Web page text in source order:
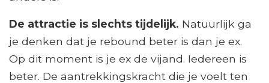
De attractie is slechts tijdelijk. Natuurlijk ga
je denken dat je rebound beter is dan je ex.
Op dit moment is je ex de vijand. Iedereen is
beter. De aantrekkingskracht die je voelt ten